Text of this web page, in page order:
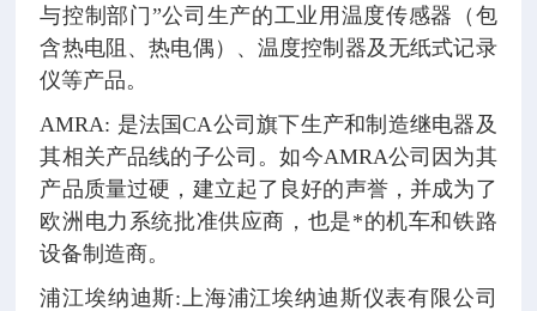
与控制部门”公司生产的工业用温度传感器（包
含热电阻、热电偶）、温度控制器及无纸式记录
仪等产品。
AMRA: 是法国CA公司旗下生产和制造继电器及
其相关产品线的子公司。如今AMRA公司因为其
产品质量过硬，建立起了良好的声誉，并成为了
欧洲电力系统批准供应商，也是*的机车和铁路
设备制造商。
浦江埃纳迪斯:上海浦江埃纳迪斯仪表有限公司